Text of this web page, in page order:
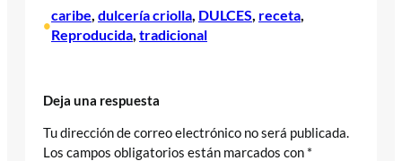
•
caribe dulcería criolla DULCES receta
Reproducida tradicional
Deja una respuesta
Tu dirección de correo electrónico no será publicada.
Los campos obligatorios están marcados con *